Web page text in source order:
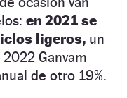
en 2021 se
ligeros, un
Ganvam
de otro 19%.